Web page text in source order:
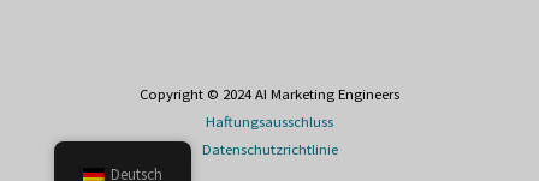
Copyright © 2024 AI Marketing Engineers
Haftungsausschluss
Datenschutzrichtlinie
Deutsch